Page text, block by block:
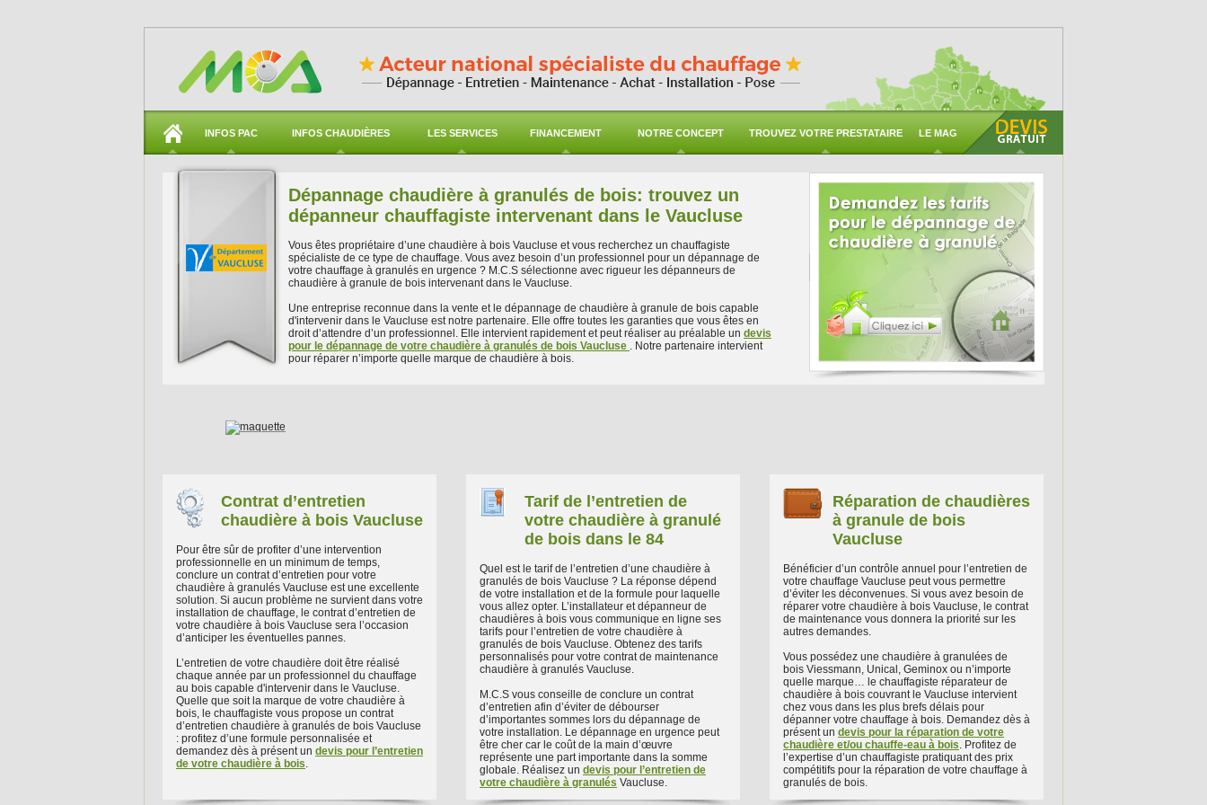
INFOS PAC INFOS CHAUDIÈRES LES SERVICES FINANCEMENT NOTRE CONCEPT TROUVEZ VOTRE PRESTATAIRE LE MAG
Dépannage chaudière à granulés de bois: trouvez un
dépanneur chauffagiste intervenant dans le Vaucluse
Vous êtes propriétaire d’une chaudière à bois Vaucluse et vous recherchez un chauffagiste
spécialiste de ce type de chauffage. Vous avez besoin d’un professionnel pour un dépannage de
votre chauffage à granulés en urgence ? M.C.S sélectionne avec rigueur les dépanneurs de
chaudière à granule de bois intervenant dans le Vaucluse.
Une entreprise reconnue dans la vente et le dépannage de chaudière à granule de bois capable
d'intervenir dans le Vaucluse est notre partenaire. Elle offre toutes les garanties que vous êtes en
droit d’attendre d’un professionnel. Elle intervient rapidement et peut réaliser au préalable un devis
pour le dépannage de votre chaudière à granulés de bois Vaucluse
. Notre partenaire intervient
pour réparer n’importe quelle marque de chaudière à bois.
Contrat d’entretien
chaudière à bois Vaucluse
Pour être sûr de profiter d’une intervention
professionnelle en un minimum de temps,
conclure un contrat d’entretien pour votre
chaudière à granulés Vaucluse est une excellente
solution. Si aucun problème ne survient dans votre
installation de chauffage, le contrat d’entretien de
votre chaudière à bois Vaucluse sera l’occasion
d’anticiper les éventuelles pannes.
L’entretien de votre chaudière doit être réalisé
chaque année par un professionnel du chauffage
au bois capable d'intervenir dans le Vaucluse.
Quelle que soit la marque de votre chaudière à
bois, le chauffagiste vous propose un contrat
d’entretien chaudière à granulés de bois Vaucluse
: profitez d’une formule personnalisée et
demandez dès à présent un devis pour l’entretien
de votre chaudière à bois
Tarif de l’entretien de
votre chaudière à granulé
de bois dans le 84
Quel est le tarif de l’entretien d’une chaudière à
granulés de bois Vaucluse ? La réponse dépend
de votre installation et de la formule pour laquelle
vous allez opter. L’installateur et dépanneur de
chaudières à bois vous communique en ligne ses
tarifs pour l’entretien de votre chaudière à
granulés de bois Vaucluse. Obtenez des tarifs
personnalisés pour votre contrat de maintenance
chaudière à granulés Vaucluse.
M.C.S vous conseille de conclure un contrat
d’entretien afin d’éviter de débourser
d’importantes sommes lors du dépannage de
votre installation. Le dépannage en urgence peut
être cher car le coût de la main d’œuvre
représente une part importante dans la somme
globale. Réalisez un devis pour l’entretien de
votre chaudière à granulés Vaucluse.
Réparation de chaudières
à granule de bois
Vaucluse
Bénéficier d’un contrôle annuel pour l’entretien de
votre chauffage Vaucluse peut vous permettre
d’éviter les déconvenues. Si vous avez besoin de
réparer votre chaudière à bois Vaucluse, le contrat
de maintenance vous donnera la priorité sur les
autres demandes.
Vous possédez une chaudière à granulées de
bois Viessmann, Unical, Geminox ou n’importe
quelle marque… le chauffagiste réparateur de
chaudière à bois couvrant le Vaucluse intervient
chez vous dans les plus brefs délais pour
dépanner votre chauffage à bois. Demandez dès à
présent un devis pour la réparation de votre
chaudière et/ou chauffe-eau à bois . Profitez de
l’expertise d’un chauffagiste pratiquant des prix
compétitifs pour la réparation de votre chauffage à
granulés de bois.